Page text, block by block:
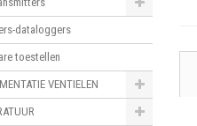
dataloggers
toestellen
VENTIELEN